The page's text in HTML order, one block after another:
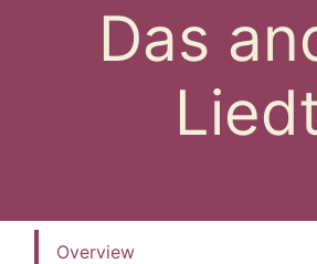
Das
Overview